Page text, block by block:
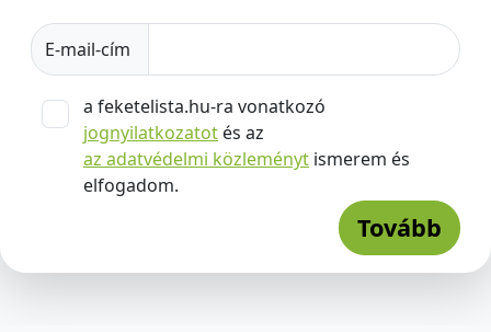
E-mail-cím
a feketelista.hu-ra vonatkozó
jognyilatkozatot és az
az adatvédelmi közleményt ismerem és
elfogadom.
Tovább